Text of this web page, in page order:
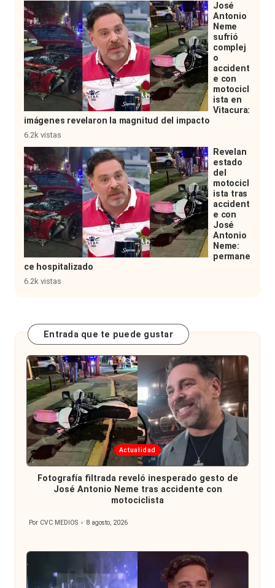
José
Antonio
Neme
sufrió
complej
o
accident
e con
motocicl
ista en
Vitacura:
imágenes revelaron la magnitud del impacto
6.2k vistas
Revelan
estado
del
motocicl
ista tras
accident
e con
José
Antonio
Neme:
permane
ce hospitalizado
6.2k vistas
Entrada que te puede gustar
Publicada
en
Actualidad
Fotografía filtrada reveló inesperado gesto de
José Antonio Neme tras accidente con
motociclista
Publicado
Por CVC MEDIOS 8 agosto, 2026